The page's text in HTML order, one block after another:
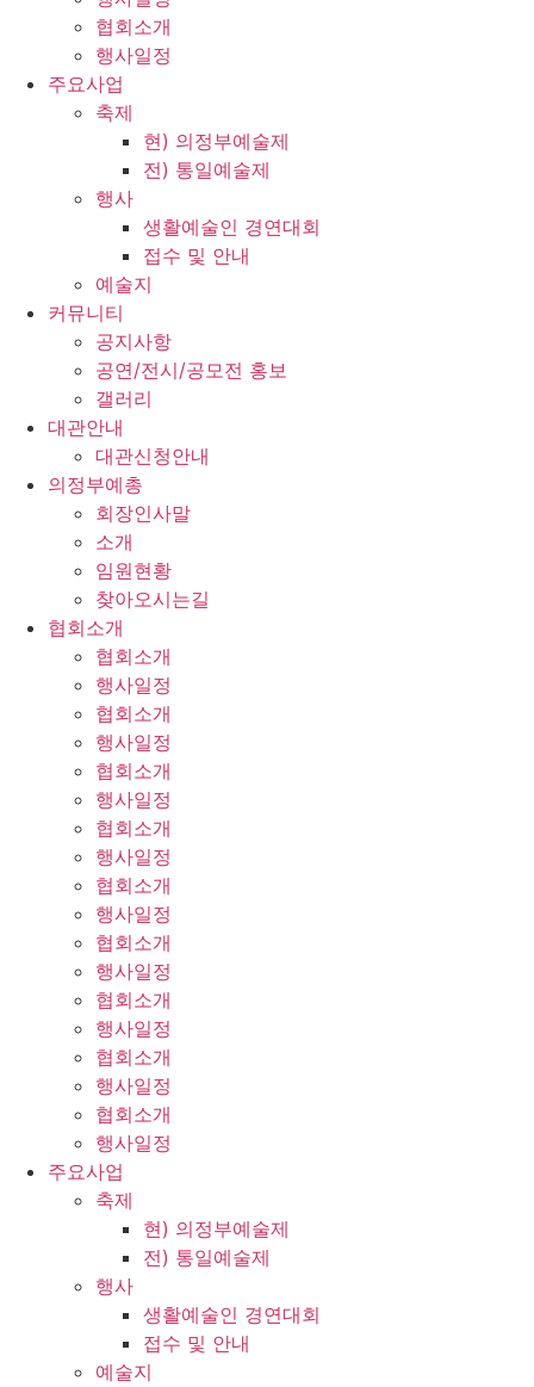
협회소개
행사일정
주요사업
축제
현) 의정부예술제
전) 통일예술제
행사
생활예술인 경연대회
접수 및 안내
예술지
커뮤니티
공지사항
공연/전시/공모전 홍보
갤러리
대관안내
대관신청안내
의정부예총
회장인사말
소개
임원현황
찾아오시는길
협회소개
협회소개
행사일정
협회소개
행사일정
협회소개
행사일정
협회소개
행사일정
협회소개
행사일정
협회소개
행사일정
협회소개
행사일정
협회소개
행사일정
협회소개
행사일정
주요사업
축제
현) 의정부예술제
전) 통일예술제
행사
생활예술인 경연대회
접수 및 안내
예술지